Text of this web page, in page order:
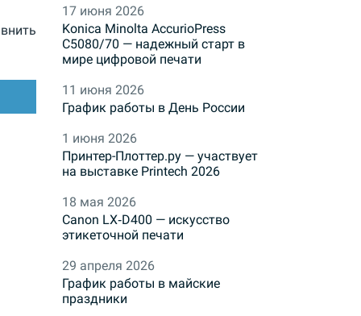
17 июня 2026
Konica Minolta AccurioPress
C5080/70 — надежный старт в
мире цифровой печати
11 июня 2026
График работы в День России
1 июня 2026
Принтер-Плоттер.ру — участвует
на выставке Printech 2026
18 мая 2026
Canon LX‑D400 — искусство
этикеточной печати
29 апреля 2026
График работы в майские
праздники